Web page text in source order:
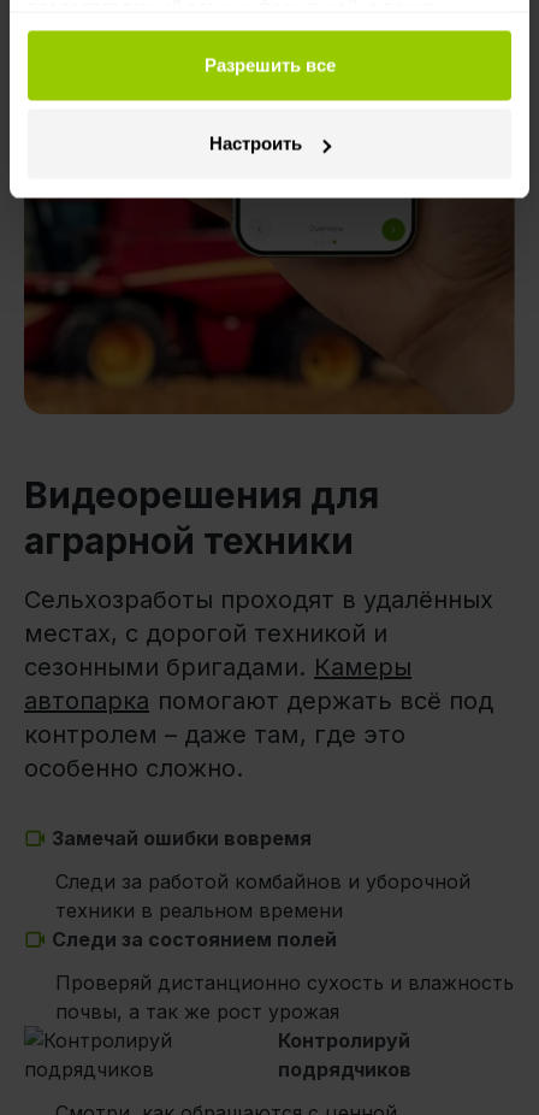
данными, которые они получили при использовании
Разрешить все
Настроить
Видеорешения для
аграрной техники
Сельхозработы проходят в удалённых
местах, с дорогой техникой и
сезонными бригадами. Камеры
автопарка помогают держать всё под
контролем – даже там, где это
особенно сложно.
Замечай ошибки вовремя
Следи за работой комбайнов и уборочной
техники в реальном времени
Следи за состоянием полей
Проверяй дистанционно сухость и влажность
почвы, а так же рост урожая
Контролируй
подрядчиков